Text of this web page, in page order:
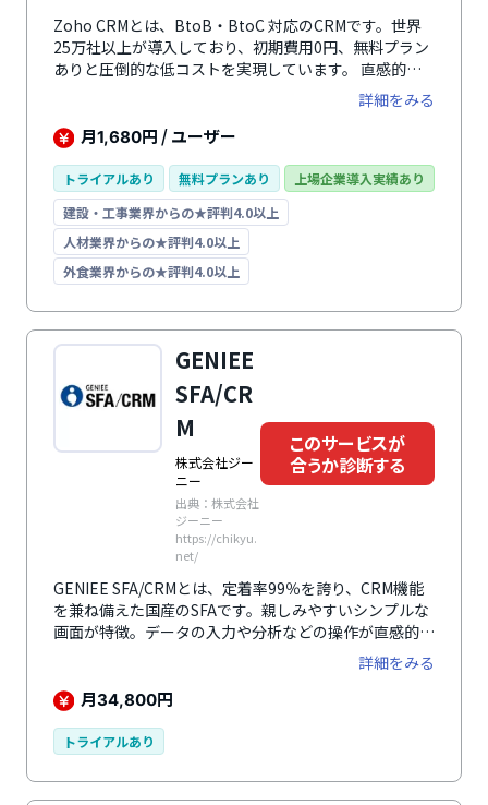
Zoho CRMとは、BtoB・BtoC 対応のCRMです。世界
25万社以上が導入しており、初期費用0円、無料プラン
ありと圧倒的な低コストを実現しています。 直感的な
操作性が特徴。「キャンバス」機能を使えば、好みのデ
ザイン・配置にカスタマイズしたオーダーメイドCRM
を作成できます。 顧客の連絡先などの基本情報、商談
業プロセスの可視化・業務効率化を実現します。 商談
化率300%、一人あたりの売上高41%、顧客の解約
率-27%、商談にかかる期間-24%の実績あり（利用ユ
ーザーへのアンケート調査）。 柔軟なカスタマイズ、
レポート作成やフォローメール送信などの自動化で営業
戦略達成に導きます。モバイルアプリを使えば外出先な
どからもアクセス可能。使い方動画やノウハウ資料、
認定パートナーよる構築支援などニーズに合わせた多様
なサポートが用意されています。
詳細をみる
月1,680円 / ユーザー
トライアルあり 無料プランあり
上場企業導入実績あり
建設・工事業界からの★評判4.0以上
人材業界からの★評判4.0以上
外食業界からの★評判4.0以上
GENIEE
SFA/CR
M
株式会社ジー
ニー
出典：株式会社
ジーニー
https://chikyu.
net/
このサービスが
合うか診断する
GENIEE SFA/CRMとは、定着率99％を誇り、CRM機能
を兼ね備えた国産のSFAです。親しみやすいシンプルな
画面が特徴。データの入力や分析などの操作が直感的に
可能で、商談から顧客の管理まで簡単に行えます。大手
SFAのおよそ1/3のコストで多彩な機能を実現し、項目
設定もデータ移行もドラッグアンドドロップで簡単に実
し、営業力向上や生産性向上、ノウハウの蓄積・共有な
ダー、Googleマップ、Webフォームなど、ビジネスに
詳細をみる
月34,800円
トライアルあり